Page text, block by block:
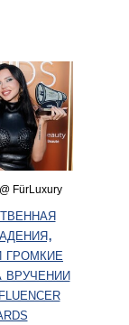
FürLuxury